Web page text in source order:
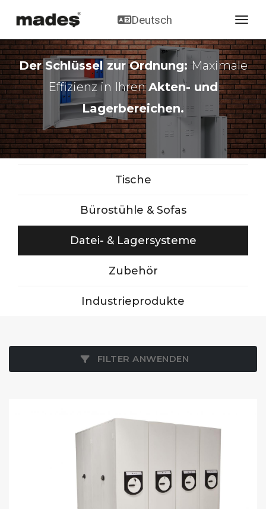
Deutsch
Der Schlüssel zur Ordnung: Maximale
Effizienz in IhrenAkten- und
Lagerbereichen.
Tische
Bürostühle & Sofas
Datei- & Lagersysteme
Zubehör
Industrieprodukte
FILTER ANWENDEN